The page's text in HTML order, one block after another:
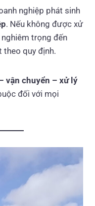
nghiệp phát sinh
. Nếu không được xử
nghiêm trọng đến
quy định.
vận chuyển – xử lý
đối với mọi